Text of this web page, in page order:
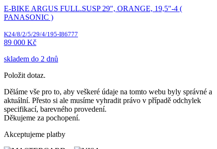
E-BIKE ARGUS FULL.SUSP 29", ORANGE, 19,5"-4 (
PANASONIC )
K24/8/2/5/29/4/195-I86777
89 000 Kč
skladem do 2 dnů
Položit dotaz.
Děláme vše pro to, aby veškeré údaje na tomto webu byly správné a
aktuální. Přesto si ale musíme vyhradit právo v případě odchylek
specifikací, barevného provedení.
Děkujeme za pochopení.
Akceptujeme platby